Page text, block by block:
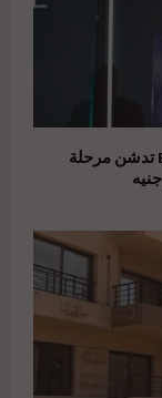
بعد إعادة هيكلة شاملة.. ERG Developments تدشن مرحلة